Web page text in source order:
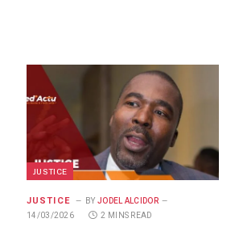
JUSTICE
JUSTICE BY JODEL ALCIDOR
14/03/2026
2 MINS READ